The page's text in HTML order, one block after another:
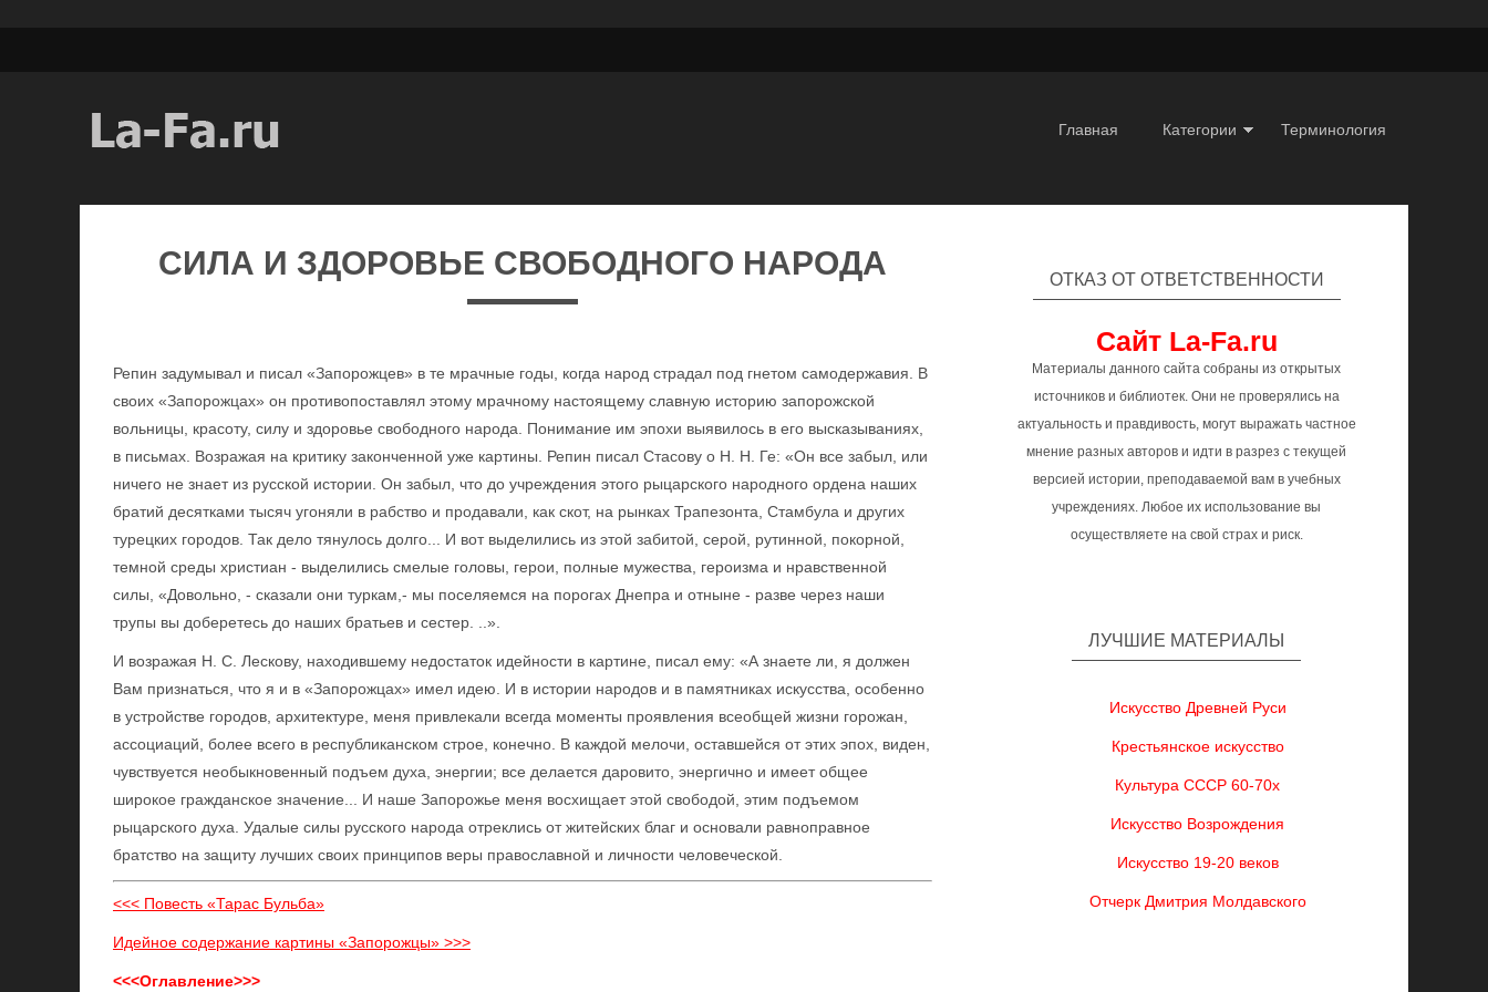
Главная Категории Терминология
СИЛА И ЗДОРОВЬЕ СВОБОДНОГО НАРОДА
Репин задумывал и писал «Запорожцев» в те мрачные годы, когда народ страдал под гнетом самодержавия. В
своих «Запорожцах» он противопоставлял этому мрачному настоящему славную историю запорожской
вольницы, красоту, силу и здоровье свободного народа. Понимание им эпохи выявилось в его высказываниях,
в письмах. Возражая на критику законченной уже картины. Репин писал Стасову о Н. Н. Ге: «Он все забыл, или
ничего не знает из русской истории. Он забыл, что до учреждения этого рыцарского народного ордена наших
братий десятками тысяч угоняли в рабство и продавали, как скот, на рынках Трапезонта, Стамбула и других
турецких городов. Так дело тянулось долго... И вот выделились из этой забитой, серой, рутинной, покорной,
темной среды христиан - выделились смелые головы, герои, полные мужества, героизма и нравственной
силы, «Довольно, - сказали они туркам,- мы поселяемся на порогах Днепра и отныне - разве через наши
трупы вы доберетесь до наших братьев и сестер. ..».
И возражая Н. С. Лескову, находившему недостаток идейности в картине, писал ему: «А знаете ли, я должен
Вам признаться, что я и в «Запорожцах» имел идею. И в истории народов и в памятниках искусства, особенно
в устройстве городов, архитектуре, меня привлекали всегда моменты проявления всеобщей жизни горожан,
ассоциаций, более всего в республиканском строе, конечно. В каждой мелочи, оставшейся от этих эпох, виден,
чувствуется необыкновенный подъем духа, энергии; все делается даровито, энергично и имеет общее
широкое гражданское значение... И наше Запорожье меня восхищает этой свободой, этим подъемом
рыцарского духа. Удалые силы русского народа отреклись от житейских благ и основали равноправное
братство на защиту лучших своих принципов веры православной и личности человеческой.
<<< Повесть «Тарас Бульба»
Идейное содержание картины «Запорожцы» >>>
<<<Оглавление>>>
ОТКАЗ ОТ ОТВЕТСТВЕННОСТИ
Сайт La-Fa.ru
Материалы данного сайта собраны из открытых
источников и библиотек. Они не проверялись на
актуальность и правдивость, могут выражать частное
мнение разных авторов и идти в разрез с текущей
версией истории, преподаваемой вам в учебных
учреждениях. Любое их использование вы
осуществляете на свой страх и риск.
ЛУЧШИЕ МАТЕРИАЛЫ
Искусство Древней Руси
Крестьянское искусство
Культура СССР 60-70х
Искусство Возрождения
Искусство 19-20 веков
Отчерк Дмитрия Молдавского